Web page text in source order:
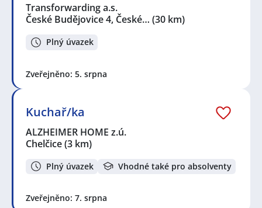
Transforwarding a.s.
České Budějovice 4, České… (30 km)
Plný úvazek
Zveřejněno: 5. srpna
Kuchař/ka
ALZHEIMER HOME z.ú.
Chelčice(3 km)
Plný úvazek Vhodné také pro absolventy
Zveřejněno: 7. srpna